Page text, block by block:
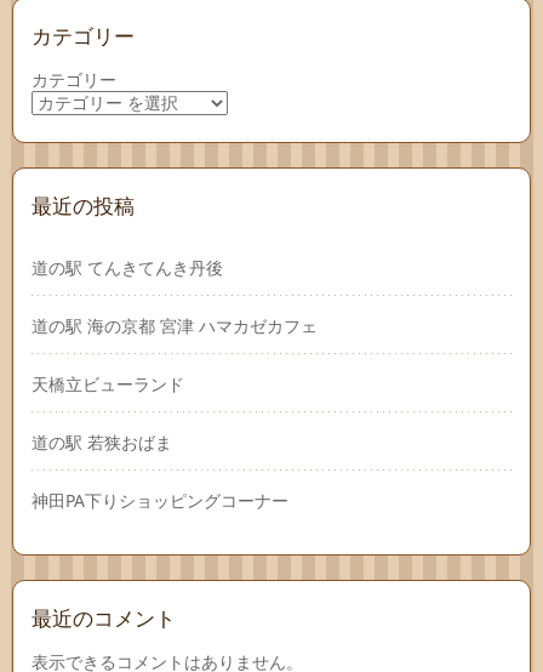
カテゴリー
カテゴリー
最近の投稿
道の駅 てんきてんき丹後
道の駅 海の京都 宮津 ハマカゼカフェ
天橋立ビューランド
道の駅 若狭おばま
神田PA下りショッピングコーナー
最近のコメント
表示できるコメントはありません。